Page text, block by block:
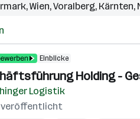
,Wien,Voralberg, Kärnten,
Einblicke
Holding -
Logistik
veröffentlicht